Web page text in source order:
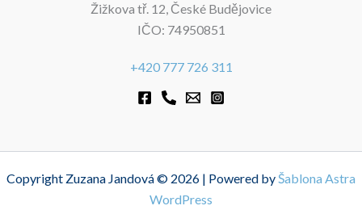
Žižkova tř. 12, České Budějovice
IČO: 74950851
+420 777 726 311
Copyright Zuzana Jandová © 2026 | Powered byŠablona Astra
WordPress